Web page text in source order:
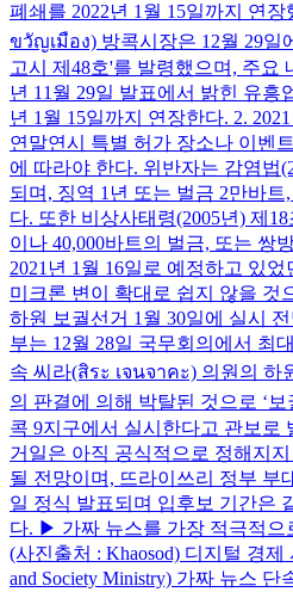
폐쇄를 2022년 1월 15일까지 연
ขวัญเมือง) 방콕시장은 12월 29일
고시 제48호'를 발령했으며, 주요
년 11월 29일 발표에서 밝힌 유흥
년 1월 15일까지 연장한다. 2.
연말연시 특별 허가 장소나 이벤
에 따라야 한다. 위반자는 감염법
되며, 징역 1년 또는 벌금 2만바
다. 또한 비상사태령(2005년) 제
이나 40,000바트의 벌금, 또는 쌍
2021년 1월 16일로 예정하고 있
미크론 변이 확대로 쉽지 않을
하원 보궐선거 1월 30일에 실시
부는 12월 28일 국무회의에서 최
속 씨라(สิระ เจนจาคะ) 의원의 하
의 판결에 의해 박탈된 것으로 ‘
콕 9지구에서 실시한다고 관보로
거일은 아직 공식적으로 정해지지
될 전망이며, 뜨라이쓰리 정부 부
일 정식 발표되며 입후보 기간은
다. ▶ 가짜 뉴스를 가장 적극적으
(사진출처 : Khaosod) 디지털 경제
and Society Ministry) 가짜 뉴스 단